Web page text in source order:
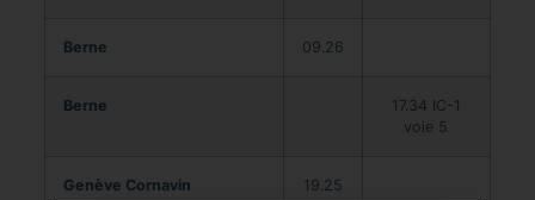
Berne 09.26
Berne
17.34 IC-1
voie 5
Genève Cornavin 19.25